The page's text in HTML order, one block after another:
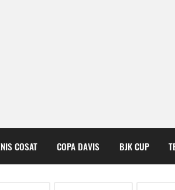
COSAT COPA DAVIS BJK CUP